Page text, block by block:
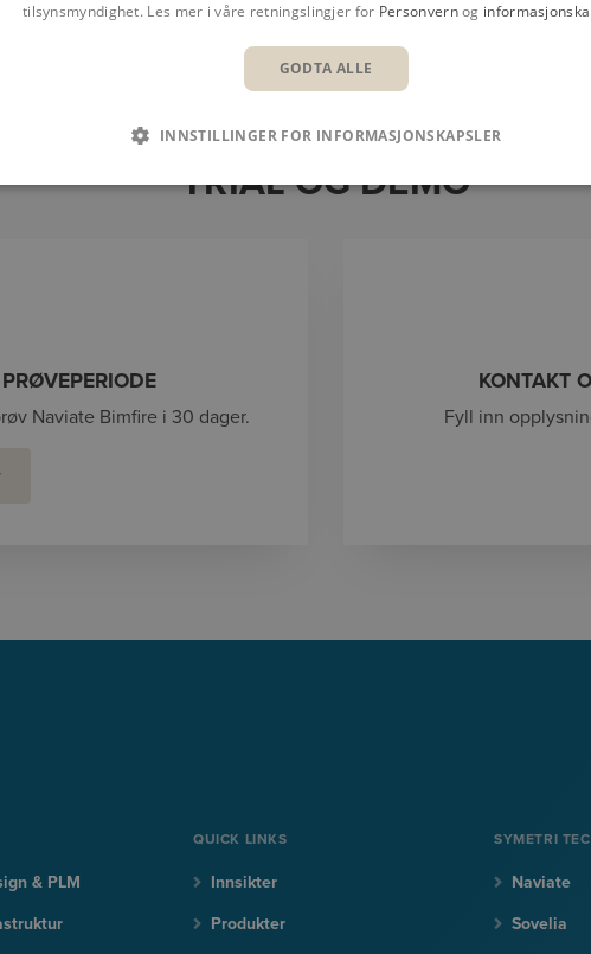
Oversikt Fordeler Funksjoner Kundecase
TRIAL OG DEMO
Naviate Bimfire i 30 dager.
KONTAKT
Fyll inn
& PLM
QUICK LINKS
Innsikter
Produkter
SYMETRI
Naviate
Sovelia
tilsynsmyndighet. Les mer i våre retningslingjer for Personvernog
GODTA ALLE
INNSTILLINGER FOR INFORMASJONSKAPSLER